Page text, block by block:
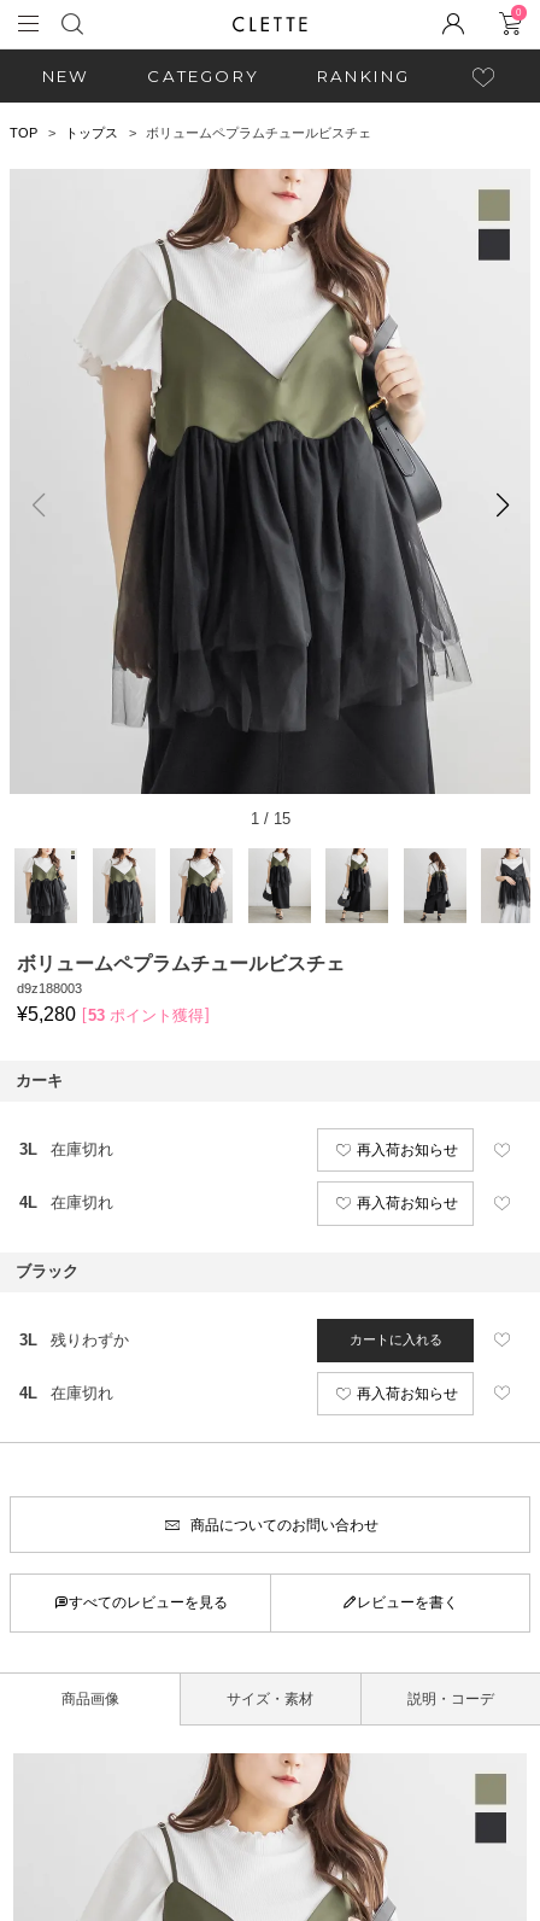
0
NEW CATEGORY RANKING
TOP トップス ボリュームペプラムチュールビスチェ
1/ 15
ボリュームペプラムチュールビスチェ
d9z188003
¥5,280 53 ポイント獲得
カーキ
3L 在庫切れ 再入荷お知らせ
4L 在庫切れ 再入荷お知らせ
ブラック
3L 残りわずか カートに入れる
4L 在庫切れ 再入荷お知らせ
商品についてのお問い合わせ
すべてのレビューを見る レビューを書く
商品画像 サイズ・素材 説明・コーデ